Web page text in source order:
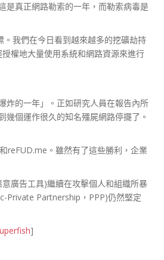
是真正網路勒索的一年，而勒索病毒是
我們在今日看到越來越多的挖礦劫持
權地大量使用系統和網路資源來進行
炸的一年」。正如研究人員在報告內所
個運作很久的知名殭屍網路停擺了。
reFUD.me。雖然有了這些勝利，企業
廣告工具)繼續在攻擊個人和組織所暴
Private Partnership，PPP)仍然堅定
]